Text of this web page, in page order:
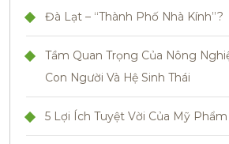
Đà Lạt – “Thành Phố Nhà Kính”?
Tầm Quan Trọng Của Nông
Con Người Và Hệ Sinh Thái
5 Lợi Ích Tuyệt Vời Của Mỹ